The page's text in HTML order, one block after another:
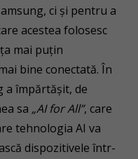
ci și pentru a
acestea folosesc
mai puțin
bine conectată. În
a împărtășit, de
sa „AI for All”, care
tehnologia AI va
dispozitivele într-